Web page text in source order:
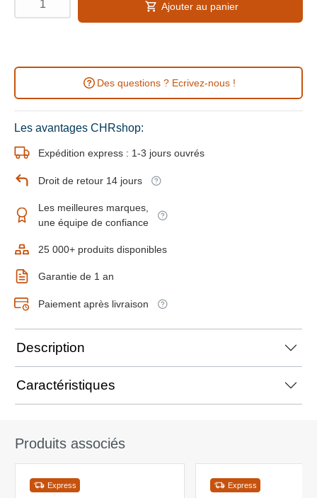
Ajouter au panier
Des questions ? Ecrivez-nous !
Les avantages CHRshop:
Expédition express : 1-3 jours ouvrés
Droit de retour 14 jours
Les meilleures marques,
une équipe de confiance
25 000+ produits disponibles
Garantie de 1 an
Paiement après livraison
Description
Caractéristiques
Produits associés
Express Express